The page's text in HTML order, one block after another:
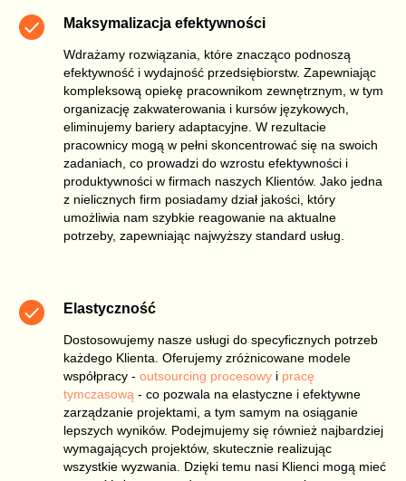
Maksymalizacja efektywności
Wdrażamy rozwiązania, które znacząco podnoszą
efektywność i wydajność przedsiębiorstw. Zapewniając
kompleksową opiekę pracownikom zewnętrznym, w tym
organizację zakwaterowania i kursów językowych,
eliminujemy bariery adaptacyjne. W rezultacie
pracownicy mogą w pełni skoncentrować się na swoich
zadaniach, co prowadzi do wzrostu efektywności i
produktywności w firmach naszych Klientów. Jako jedna
z nielicznych firm posiadamy dział jakości, który
umożliwia nam szybkie reagowanie na aktualne
potrzeby, zapewniając najwyższy standard usług.
Elastyczność
Dostosowujemy nasze usługi do specyficznych potrzeb
każdego Klienta. Oferujemy zróżnicowane modele
współpracy - outsourcing procesowy i pracę
tymczasową - co pozwala na elastyczne i efektywne
zarządzanie projektami, a tym samym na osiąganie
lepszych wyników. Podejmujemy się również najbardziej
wymagających projektów, skutecznie realizując
wszystkie wyzwania. Dzięki temu nasi Klienci mogą mieć